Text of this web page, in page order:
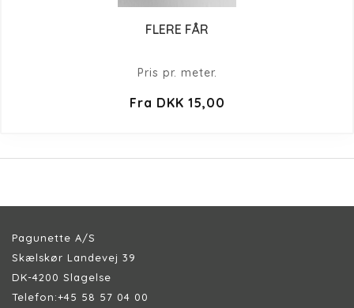
FLERE FÅR
Pris pr. meter.
Fra DKK 15,00
Pagunette A/S
Skælskør Landevej 39
DK-4200 Slagelse
Telefon:+45 58 57 04 00